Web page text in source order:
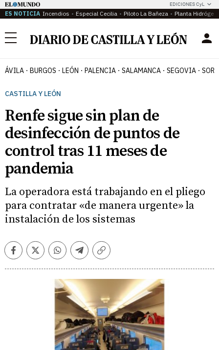
EDICIONES CyL
ES NOTICIA Incendios Especial Cecilia Piloto La Bañeza Planta
Menú
ÁVILA BURGOS LEÓN PALENCIA SALAMANCA SEGOVIA
CASTILLA Y LEÓN
Renfe sigue sin plan de
desinfección de puntos de
control tras 11 meses de
pandemia
La operadora está trabajando en el pliego
para contratar «de manera urgente» la
instalación de los sistemas
FacebookTwitterWhatsappTelegramCopiar